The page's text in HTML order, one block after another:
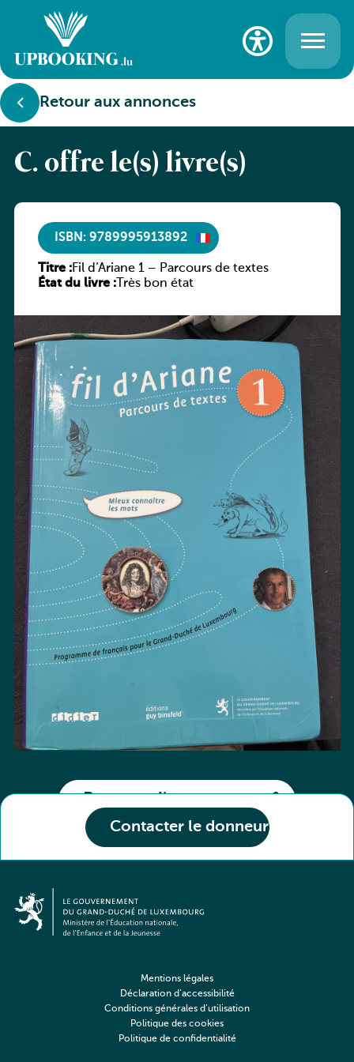
Retour aux annonces
Contacter le donneur
C. offre le(s) livre(s)
ISBN: 9789995913892
Titre :Fil d’Ariane 1 – Parcours de textes
État du livre :Très bon état
Partager l'annonce
Mentions légales
Déclaration d’accessibilité
Conditions générales d’utilisation
Politique des cookies
Politique de confidentialité